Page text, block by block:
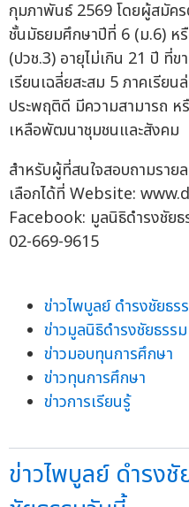
กุมภาพันธ์ 2569 โดยผู้สมัค
ชั้นมัธยมศึกษาปีที่ 6 (ม.6) ห
(ปวช.3) อายุไม่เกิน 21 ปี ที่
เรียนเฉลี่ยสะสม 5 ภาคเรีย
ประพฤติดี มีความสามารถ ห
เหลือพัฒนาชุมชนและสังคม
สำหรับผู้ที่สนใจสอบถามราย
เลือกได้ที่ Website:
Facebook: มูลนิธิดำรงชัย
02-669-9615
ข่าวไพบูลย์ ดำรงชัยธร
ข่าวมูลนิธิดำรงชัยธรรม
ข่าวมอบทุนการศึกษา
ข่าวทุนการศึกษา
ข่าวการเรียนรู้
ข่าวไพบูลย์ ดำรง